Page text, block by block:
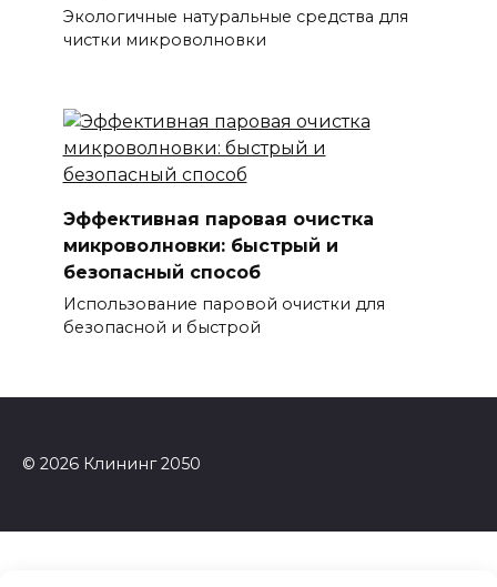
Экологичные натуральные средства для
чистки микроволновки
Эффективная паровая очистка
микроволновки: быстрый и
безопасный способ
Использование паровой очистки для
безопасной и быстрой
© 2026 Клининг 2050